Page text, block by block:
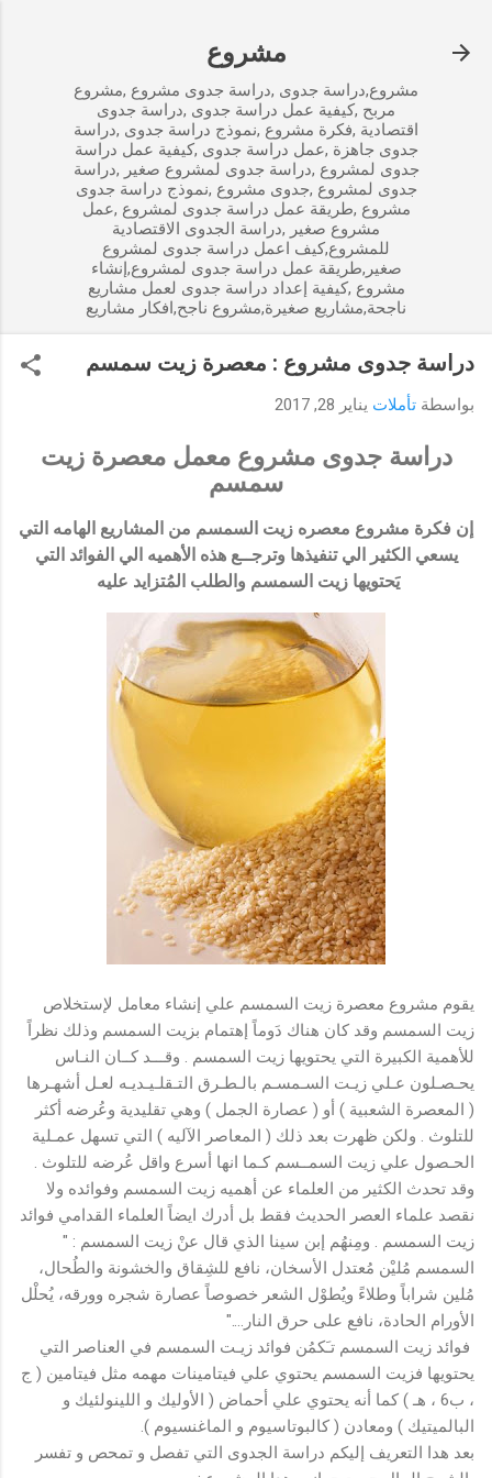
مشروع
مشروع,دراسة جدوى ,دراسة جدوى مشروع ,مشروع
مربح ,كيفية عمل دراسة جدوى ,دراسة جدوى
اقتصادية ,فكرة مشروع ,نموذج دراسة جدوى ,دراسة
جدوى جاهزة ,عمل دراسة جدوى ,كيفية عمل دراسة
جدوى لمشروع ,دراسة جدوى لمشروع صغير ,دراسة
جدوى لمشروع ,جدوى مشروع ,نموذج دراسة جدوى
مشروع ,طريقة عمل دراسة جدوى لمشروع ,عمل
مشروع صغير ,دراسة الجدوى الاقتصادية
للمشروع,كيف اعمل دراسة جدوى لمشروع
صغير,طريقة عمل دراسة جدوى لمشروع,إنشاء
مشروع ,كيفية إعداد دراسة جدوى لعمل مشاريع
ناجحة,مشاريع صغيرة,مشروع ناجح,افكار مشاريع
دراسة جدوى مشروع : معصرة زيت سمسم
بواسطة تأملات يناير 28, 2017
دراسة جدوى مشروع معمل معصرة زيت
سمسم
إن فكرة مشروع معصره زيت السمسم من المشاريع الهامه التي
يسعي الكثير الي تنفيذها وترجــع هذه الأهميه الي الفوائد التي
يَحتويها زيت السمسم والطلب المُتزايد عليه
يقوم مشروع معصرة زيت السمسم علي إنشاء معامل لإستخلاص
زيت السمسم وقد كان هناك دَوماً إهتمام بزيت السمسم وذلك نظراً
للأهمية الكبيرة التي يحتويها زيت السمسم . وقـــد كــان النـاس
يحـصـلون عـلي زيـت السـمسـم بالـطـرق التـقلـيـديـه لعـل أشهـرها
( المعصرة الشعبية ) أو ( عصارة الجمل ) وهي تقليدية وعُرضه أكثر
للتلوث . ولكن ظهرت بعد ذلك ( المعاصر الآليه ) التي تسهل عمـلية
الحـصول علي زيت السمــسم كـما انها أسرع واقل عُرضه للتلوث .
وقد تحدث الكثير من العلماء عن أهميه زيت السمسم وفوائده ولا
نقصد علماء العصر الحديث فقط بل أدرك ايضاً العلماء القدامي فوائد
زيت السمسم . ومِنهُم إبن سينا الذي قال عنْ زيت السمسم : "
السمسم مُليْن مُعتدل الأسخان، نافع للشِقاق والخشونة والطُحال،
مُلين شراباً وطلاءً ويُطوْل الشعر خصوصاً عصارة شجره وورقه، يُحلْل
الأورام الحادة، نافع على حرق النار...."
فوائد زيت السمسم تـَكمُن فوائد زيـت السمسم في العناصر التي
يحتويها فزيت السمسم يحتوي علي فيتامينات مهمه مثل فيتامين ( ج
، ب6 ، هـ ) كما أنه يحتوي علي أحماض ( الأوليك و اللينولئيك و
البالميتيك ) ومعادن ( كالبوتاسيوم و الماغنسيوم ).
بعد هدا التعريف إليكم دراسة الجدوى التي تفصل و تمحص و تفسر